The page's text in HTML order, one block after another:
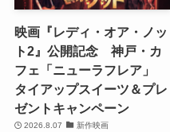
映画『レディ・オア・ノッ
ト2』公開記念 神戸・カ
フェ「ニューラフレア」
タイアップスイーツ＆プレ
ゼントキャンペーン
2026.8.07 新作映画